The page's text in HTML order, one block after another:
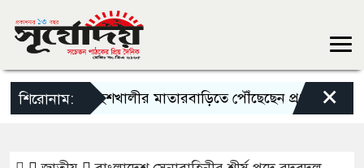
শিরোনাম:মহেশখালীর মাতারবাড়িতে পৌঁছেছেন প্রধানমন্ত্রী ×